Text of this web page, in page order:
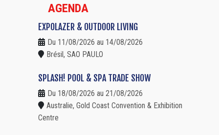
AGENDA
EXPOLAZER & OUTDOOR LIVING
Du 11/08/2026 au 14/08/2026
Brésil, SAO PAULO
SPLASH! POOL & SPA TRADE SHOW
Du 18/08/2026 au 21/08/2026
Australie, Gold Coast Convention & Exhibition
Centre